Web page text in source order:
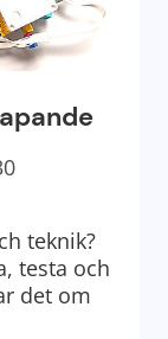
teknik?
testa och
det om